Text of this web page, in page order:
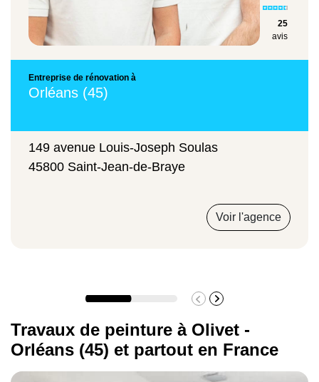
25
avis
Entreprise de rénovation à
Orléans (45)
149 avenue Louis-Joseph Soulas
45800 Saint-Jean-de-Braye
Voir l'agence
Travaux de peinture à Olivet -
Orléans (45) et partout en France